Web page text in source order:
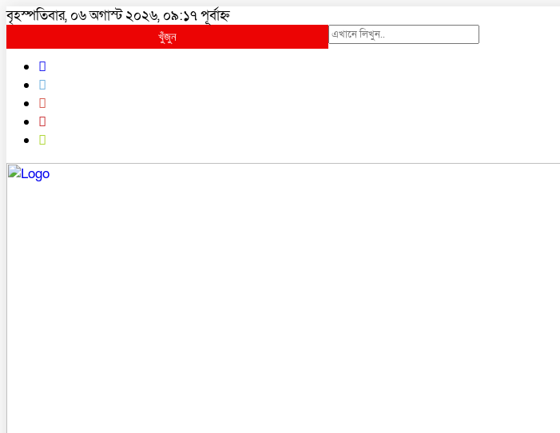
বৃহস্পতিবার, ০৬ অগাস্ট ২০২৬, ০৯:১৭ পূর্বাহ্ন
খুঁজুন